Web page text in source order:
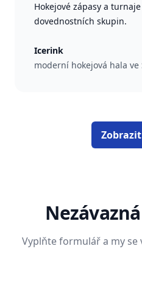
Hokejové zápasy a
dovednostních skupin.
Icerink
moderní hokejová hala ve
Vyplňte formulář a my se